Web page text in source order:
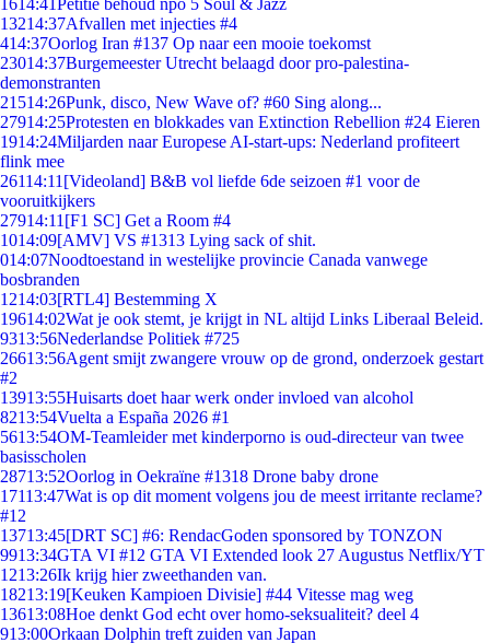
1614:41Petitie behoud npo 5 Soul & Jazz
13214:37Afvallen met injecties #4
414:37Oorlog Iran #137 Op naar een mooie toekomst
23014:37Burgemeester Utrecht belaagd door pro-palestina-
demonstranten
21514:26Punk, disco, New Wave of? #60 Sing along...
27914:25Protesten en blokkades van Extinction Rebellion #24 Eieren
1914:24Miljarden naar Europese AI-start-ups: Nederland profiteert
flink mee
26114:11 [Videoland] B&B vol liefde 6de seizoen #1 voor de
vooruitkijkers
27914:11 [F1 SC] Get a Room #4
1014:09[AMV] VS #1313 Lying sack of shit.
014:07Noodtoestand in westelijke provincie Canada vanwege
bosbranden
1214:03[RTL4] Bestemming X
19614:02Wat je ook stemt, je krijgt in NL altijd Links Liberaal Beleid.
9313:56Nederlandse Politiek #725
26613:56Agent smijt zwangere vrouw op de grond, onderzoek gestart
#2
13913:55Huisarts doet haar werk onder invloed van alcohol
8213:54Vuelta a España 2026 #1
5613:54OM-Teamleider met kinderporno is oud-directeur van twee
basisscholen
28713:52Oorlog in Oekraïne #1318 Drone baby drone
17113:47Wat is op dit moment volgens jou de meest irritante reclame?
#12
13713:45[DRT SC] #6: RendacGoden sponsored by TONZON
9913:34GTA VI #12 GTA VI Extended look 27 Augustus Netflix/YT
1213:26Ik krijg hier zweethanden van.
18213:19[Keuken Kampioen Divisie] #44 Vitesse mag weg
13613:08Hoe denkt God echt over homo-seksualiteit? deel 4
913:00Orkaan Dolphin treft zuiden van Japan